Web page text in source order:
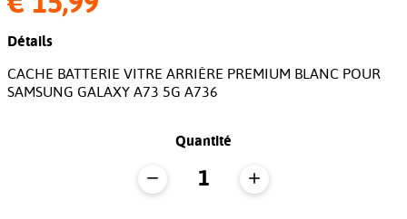
Détails
CACHE BATTERIE VITRE ARRIÈRE PREMIUM BLANC POUR
SAMSUNG GALAXY A73 5G A736
Quantité